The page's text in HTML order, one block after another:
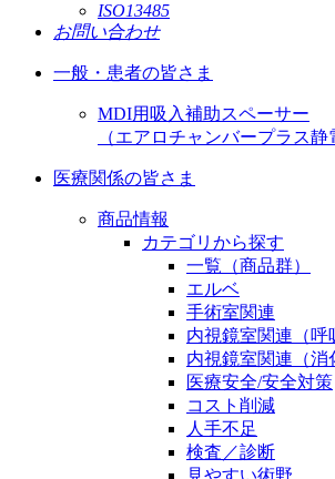
ISO13485
お問い合わせ
一般・患者の皆さま
MDI用吸入補助スペーサー
（エアロチャンバープラス静
医療関係の皆さま
商品情報
カテゴリから探す
一覧（商品群）
エルベ
手術室関連
内視鏡室関連（呼
内視鏡室関連（消
医療安全/安全対策
コスト削減
人手不足
検査／診断
見やすい術野